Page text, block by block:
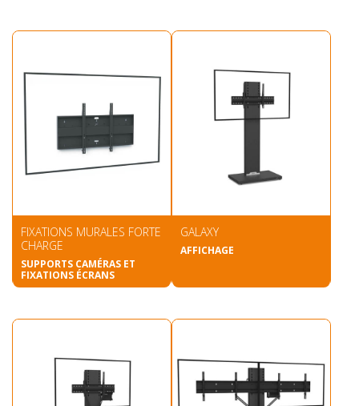
FIXATIONS MURALES FORTE
CHARGE
SUPPORTS CAMÉRAS ET
FIXATIONS ÉCRANS
GALAXY
AFFICHAGE